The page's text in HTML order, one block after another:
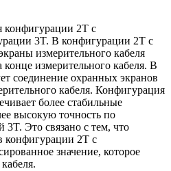
конфигурации 2T с
3T. В конфигурации 2T с
измерительного кабеля
измерительного кабеля. В
соединение охранных экранов
кабеля. Конфигурация
более стабильные
высокую точность по
Это связано с тем, что
конфигурации 2T с
значение, которое